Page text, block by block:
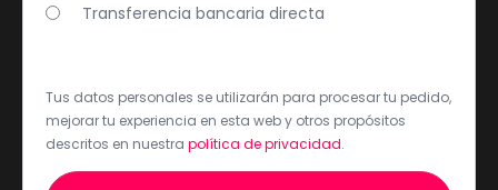
Transferencia bancaria directa
Tus datos personales se utilizarán para procesar tu pedido,
mejorar tu experiencia en esta web y otros propósitos
descritos en nuestra política de privacidad.